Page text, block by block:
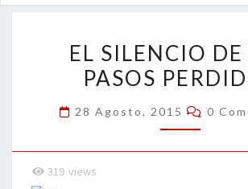
SILENCIO
DE
PASOS
EL SILENCIO DE
PASOS
28 Agosto, 2015 0
319 views